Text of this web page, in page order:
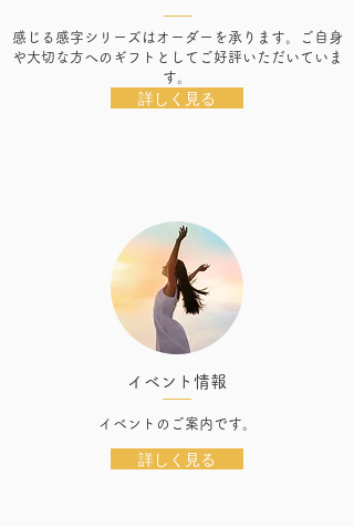
感じる感字シリーズはオーダーを承ります。ご自身
や大切な方へのギフトとしてご好評いただいていま
す。
詳しく見る
イベント情報
イベントのご案内です。
詳しく見る